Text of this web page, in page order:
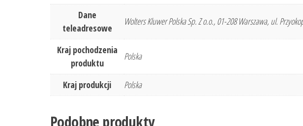
Dane
teleadresowe
Wolters Kluwer Polska Sp. Z o.o., 01-208 Warszawa, ul.
Kraj pochodzenia
produktu
Polska
Kraj produkcji Polska
Podobne produkty